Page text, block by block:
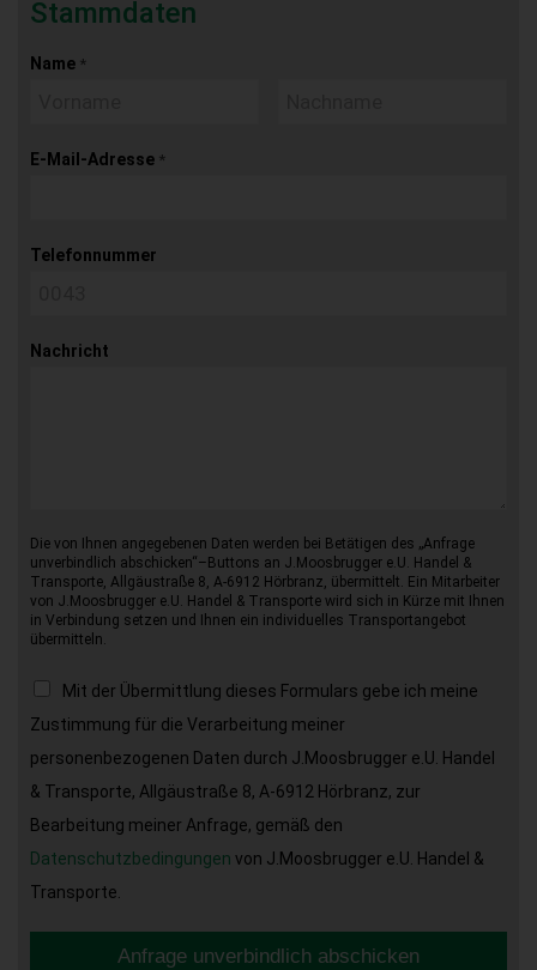
Stammdaten
Name *
E-Mail-Adresse *
Telefonnummer
Nachricht
Die von Ihnen angegebenen Daten werden bei Betätigen des „Anfrage
unverbindlich abschicken“–Buttons an J.Moosbrugger e.U. Handel &
Transporte, Allgäustraße 8, A-6912 Hörbranz, übermittelt. Ein Mitarbeiter
von J.Moosbrugger e.U. Handel & Transporte wird sich in Kürze mit Ihnen
in Verbindung setzen und Ihnen ein individuelles Transportangebot
übermitteln.
Mit der Übermittlung dieses Formulars gebe ich meine
Zustimmung für die Verarbeitung meiner
personenbezogenen Daten durch J.Moosbrugger e.U. Handel
& Transporte, Allgäustraße 8, A-6912 Hörbranz, zur
Bearbeitung meiner Anfrage, gemäß den
Datenschutzbedingungen von J.Moosbrugger e.U. Handel &
Transporte.
Anfrage unverbindlich abschicken